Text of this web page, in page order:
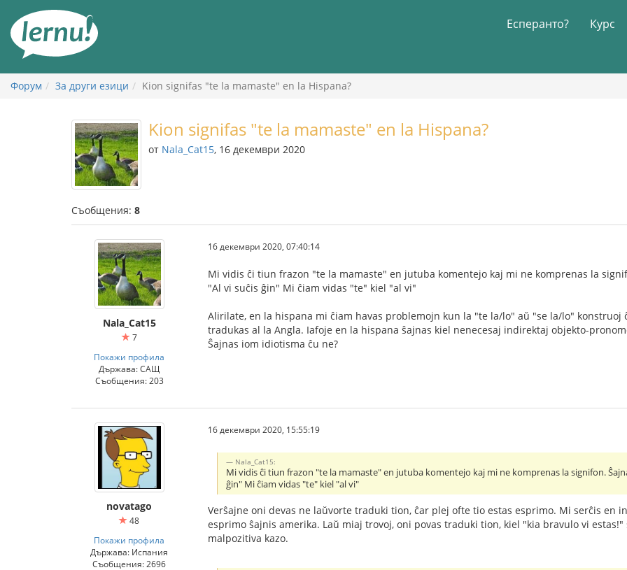
съдържанието
Есперанто? Курс
Форум За други езици Kion signifas "te la mamaste" en la Hispana?
Kion signifas "te la mamaste" en la Hispana?
от Nala_Cat15, 16 декември 2020
Съобщения: 8
Nala_Cat15
7
Покажи профила
Държава: САЩ
Съобщения: 203
16 декември 2020, 07:40:14
Mi vidis ĉi tiun frazon "te la mamaste" en jutuba komentejo kaj mi ne komprenas la
"Al vi suĉis ĝin" Mi ĉiam vidas "te" kiel "al vi"
Alirilate, en la hispana mi ĉiam havas problemojn kun la "te la/lo" aŭ "se la/lo" konstruoj
tradukas al la Angla. Iafoje en la hispana ŝajnas kiel nenecesaj indirektaj objekto-
Ŝajnas iom idiotisma ĉu ne?
novatago
48
Покажи профила
Държава: Испания
Съобщения: 2696
16 декември 2020, 15:55:19
Nala_Cat15:
Mi vidis ĉi tiun frazon "te la mamaste" en jutuba komentejo kaj mi ne komprenas la signifon.
ĝin" Mi ĉiam vidas "te" kiel "al vi"
Verŝajne oni devas ne laŭvorte traduki tion, ĉar plej ofte tio estas esprimo. Mi serĉis en
esprimo ŝajnis amerika. Laŭ miaj trovoj, oni povas traduki tion, kiel "kia bravulo vi
malpozitiva kazo.